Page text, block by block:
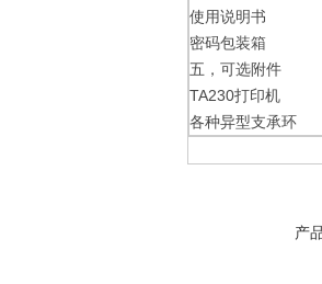
使用说明书
密码包装箱
五，可选附件
TA230打印机
各种异型支承环
产